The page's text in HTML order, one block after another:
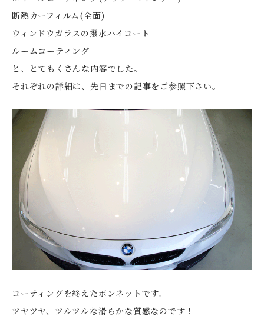
断熱カーフィルム(全面)
ウィンドウガラスの撥水ハイコート
ルームコーティング
と、とてもくさんな内容でした。
それぞれの詳細は、先日までの記事をご参照下さい。
コーティングを終えたボンネットです。
ツヤツヤ、ツルツルな滑らかな質感なのです！